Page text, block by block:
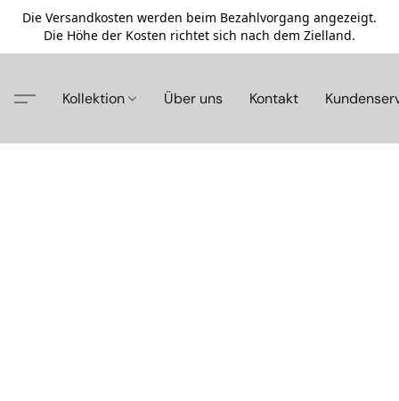
Die Versandkosten werden beim Bezahlvorgang angezeigt.
Die Höhe der Kosten richtet sich nach dem Zielland.
Kollektion Über uns Kontakt